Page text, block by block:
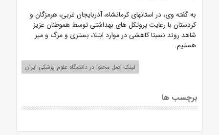
به گفته وی، در استانهای کرمانشاه، آذربایجان غربی، هرمزگان و
کردستان با رعایت پروتکل های بهداشتی توسط هموطنان عزیز
شاهد روند نسبتا کاهشی در موارد ابتلا، بستری و مرگ و میر
هستیم.
لینک اصل محتوا در دانشگاه علوم پزشکی ایران
برچسب ها